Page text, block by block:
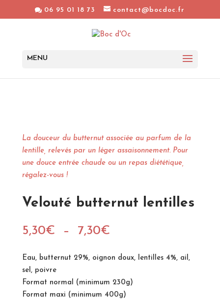
06 95 01 18 73 contact@bocdoc.fr
La douceur du butternut associée au parfum de la
lentille, relevés par un léger assaisonnement. Pour
une douce entrée chaude ou un repas diététique,
régalez-vous !
Velouté butternut lentilles
5,30€ – 7,30€Plage
prix :
à
7,30€
Eau, butternut 29%, oignon doux, lentilles 4%, ail,
sel, poivre
Format normal (minimum 230g)
Format maxi (minimum 400g)